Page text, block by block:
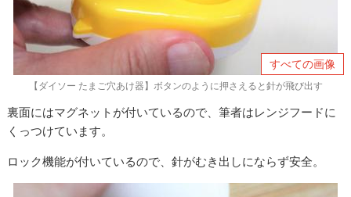
すべての画像
【ダイソー たまご穴あけ器】ボタンのように押さえると針が飛び出す
裏面にはマグネットが付いているので、筆者はレンジフードに
くっつけています。
ロック機能が付いているので、針がむき出しにならず安全。